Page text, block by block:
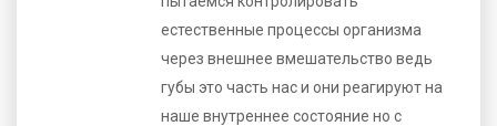
естественные процессы организма
через внешнее вмешательство ведь
губы это часть нас и они реагируют на
наше внутреннее состояние но с